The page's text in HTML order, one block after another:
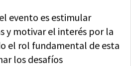
evento es estimular
y motivar el interés por la
el rol fundamental de esta
los desafíos